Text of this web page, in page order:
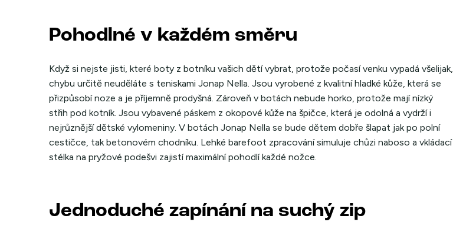
Pohodlné v každém směru
Když si nejste jisti, které boty z botníku vašich dětí vybrat, protože počasí venku vypadá všelijak,
chybu určitě neuděláte s teniskami Jonap Nella. Jsou vyrobené z kvalitní hladké kůže, která se
přizpůsobí noze a je příjemně prodyšná. Zároveň v botách nebude horko, protože mají nízký
střih pod kotník. Jsou vybavené páskem z okopové kůže na špičce, která je odolná a vydrží i
nejrůznější dětské vylomeniny. V botách Jonap Nella se bude dětem dobře šlapat jak po polní
cestičce, tak betonovém chodníku. Lehké barefoot zpracování simuluje chůzi naboso a vkládací
stélka na pryžové podešvi zajistí maximální pohodlí každé nožce.
Jednoduché zapínání na suchý zip